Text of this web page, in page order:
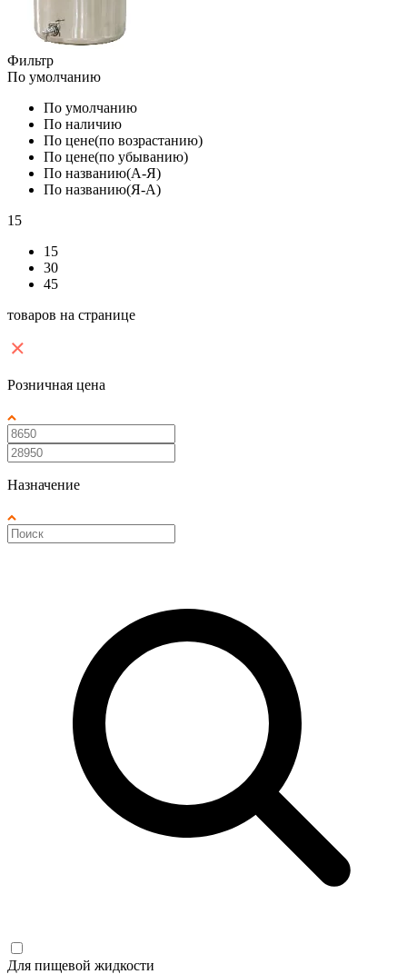
Фильтр
По умолчанию
По умолчанию
По наличию
По цене(по возрастанию)
По цене(по убыванию)
По названию(А-Я)
По названию(Я-А)
15
15
30
45
товаров на странице
Розничная цена
Назначение
Для пищевой жидкости